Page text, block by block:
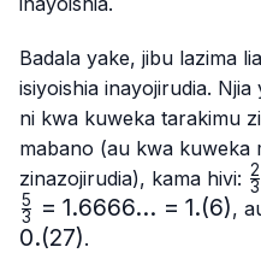
Badala yake, jibu lazima
isiyoishia inayojirudia.
ni kwa kuweka tarakimu
mabano (au kwa kuweka
zinazojirudia), kama hivi: 3
2
3
5 = 1.6666... = 1.(6),
0.(27).